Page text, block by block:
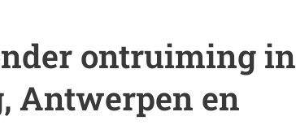
ontruiming in
Antwerpen en